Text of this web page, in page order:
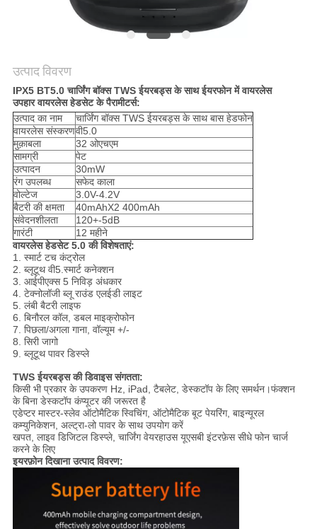
उत्पाद विवरण
IPX5 BT5.0 चार्जिंग बॉक्स TWS ईयरबड्स के साथ ईयरफोन में वायरलेस
उपहार वायरलेस हेडसेट के पैरामीटर्स:
उत्पाद का नाम
चार्जिंग बॉक्स TWS ईयरबड्स के साथ बास हेडफोन
वायरलेस संस्करणवी5.0
मुक़ाबला
32 ओएचएम
सामग्री
पेट
उत्पादन
30mW
रंग उपलब्ध
सफेद काला
वोल्टेज
3.0V-4.2V
बैटरी की क्षमता
40mAhX2 400mAh
संवेदनशीलता
120+-5dB
गारंटी
12 महीने
वायरलेस हेडसेट 5.0 की विशेषताएं:
1. स्मार्ट टच कंट्रोल
2. ब्लूटूथ वी5.स्मार्ट कनेक्शन
3. आईपीएक्स 5 निविड़ अंधकार
4. टेक्नोलॉजी ब्लू राउंड एलईडी लाइट
5. लंबी बैटरी लाइफ
6. बिनौरल कॉल, डबल माइक्रोफोन
7. पिछला/अगला गाना, वॉल्यूम +/-
8. सिरी जागो
9. ब्लूटूथ पावर डिस्प्ले
TWS ईयरबड्स की डिवाइस संगतता:
किसी भी प्रकार के उपकरण Hz, iPad, टैबलेट, डेस्कटॉप के लिए समर्थन।फंक्शन
के बिना डेस्कटॉप कंप्यूटर की जरूरत है
एडेप्टर मास्टर-स्लेव ऑटोमैटिक स्विचिंग, ऑटोमैटिक बूट पेयरिंग, बाइन्यूरल
कम्युनिकेशन, अल्ट्रा-लो पावर के साथ उपयोग करें
खपत, लाइव डिजिटल डिस्प्ले, चार्जिंग वेयरहाउस यूएसबी इंटरफ़ेस सीधे फोन चार्ज
करने के लिए
इयरफ़ोन दिखाना उत्पाद विवरण: